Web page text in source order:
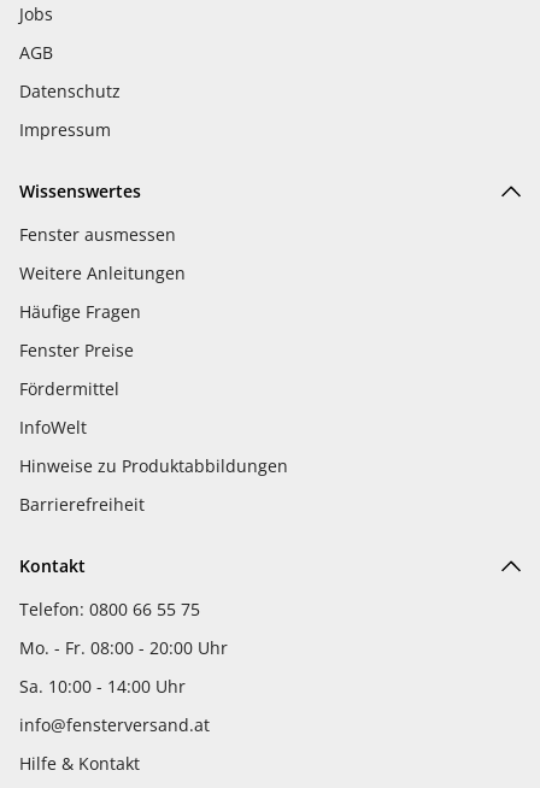
Jobs
AGB
Datenschutz
Impressum
Wissenswertes
Fenster ausmessen
Weitere Anleitungen
Häufige Fragen
Fenster Preise
Fördermittel
InfoWelt
Hinweise zu Produktabbildungen
Barrierefreiheit
Kontakt
Telefon: 0800 66 55 75
Mo. - Fr. 08:00 - 20:00 Uhr
Sa. 10:00 - 14:00 Uhr
info@fensterversand.at
Hilfe & Kontakt